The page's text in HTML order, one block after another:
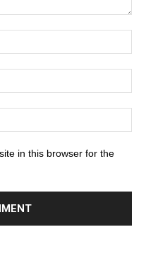
in this browser for the